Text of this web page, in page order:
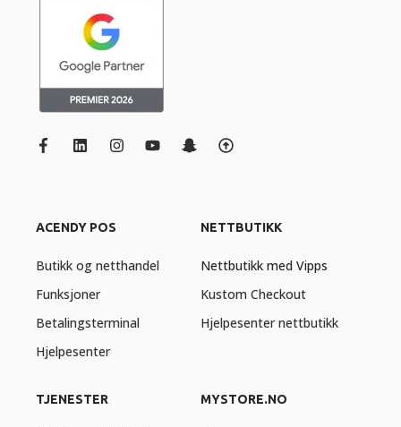
ACENDY POS
Butikk og netthandel
Funksjoner
Betalingsterminal
Hjelpesenter
NETTBUTIKK
Nettbutikk med Vipps
Kustom Checkout
Hjelpesenter nettbutikk
TJENESTER MYSTORE.NO